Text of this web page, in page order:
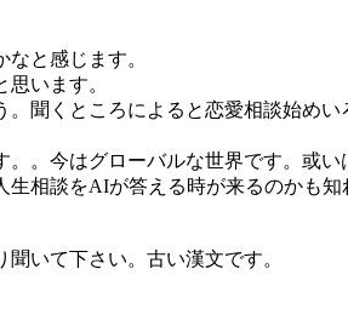
と感じます。
います。
聞くところによると恋愛相談始め
。今はグローバルな世界です。或
相談をAIが答える時が来るのかも
いて下さい。古い漢文です。